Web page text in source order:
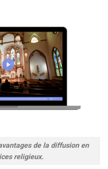
de la diffusion en
religieux.